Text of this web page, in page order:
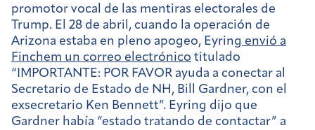
promotor vocal de las mentiras electorales de
Trump. El 28 de abril, cuando la operación de
Arizona estaba en pleno apogeo, Eyring envió a
Finchem un correo electrónico titulado
“IMPORTANTE: POR FAVOR ayuda a conectar al
Secretario de Estado de NH, Bill Gardner, con el
exsecretario Ken Bennett”. Eyring dijo que
Gardner había “estado tratando de contactar” a